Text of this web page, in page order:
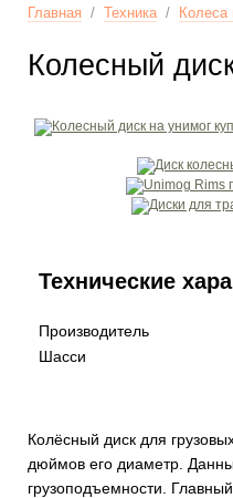
Главная / Техника/ Колеса
Колесный
Технические
Производитель
Шасси
Колёсный диск для
дюймов его диаметр.
грузоподъемности.